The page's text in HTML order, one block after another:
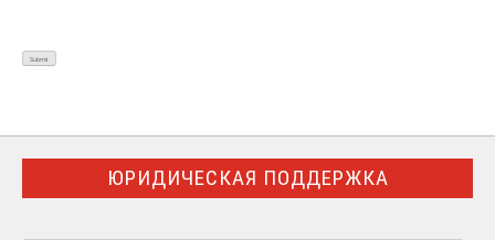
ЮРИДИЧЕСКАЯ ПОДДЕРЖКА